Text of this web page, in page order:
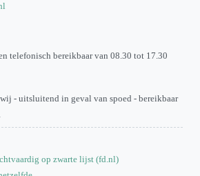
telefonisch bereikbaar van 08.30 tot 17.30
- uitsluitend in geval van spoed - bereikbaar
op zwarte lijst (fd.nl)